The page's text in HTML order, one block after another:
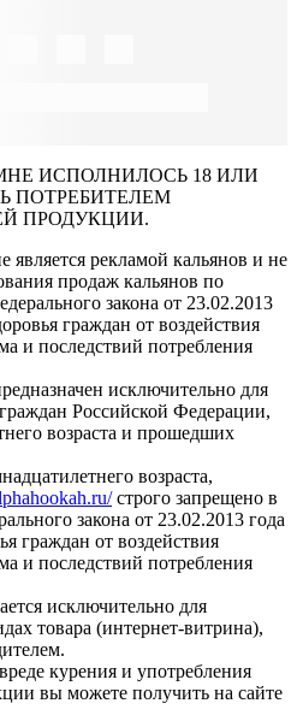
ИСПОЛНИЛОСЬ 18 ИЛИ
ПОТРЕБИТЕЛЕМ
ПРОДУКЦИИ.
является рекламой кальянов и не
продаж кальянов по
закона от 23.02.2013
граждан от воздействия
и последствий потребления
исключительно для
Российской Федерации,
возраста и прошедших
возраста,
строго запрещено в
закона от 23.02.2013 года
граждан от воздействия
и последствий потребления
исключительно для
товара (интернет-витрина),
курения и употребления
вы можете получить на сайте